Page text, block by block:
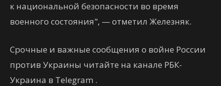
к национальной безопасности во время
военного состояния", — отметил Железняк.
Срочные и важные сообщения о войне России
против Украины читайте на канале РБК-
Украина в Telegram .